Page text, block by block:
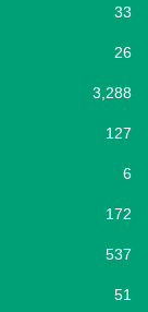
33
26
3,288
127
6
172
537
51